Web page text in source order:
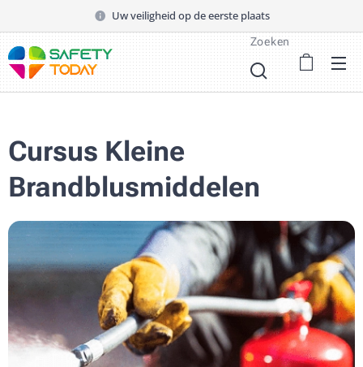
Uw veiligheid op de eerste plaats
Zoeken
Cursus Kleine
Brandblusmiddelen